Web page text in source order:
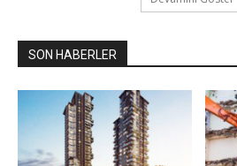
SON HABERLER